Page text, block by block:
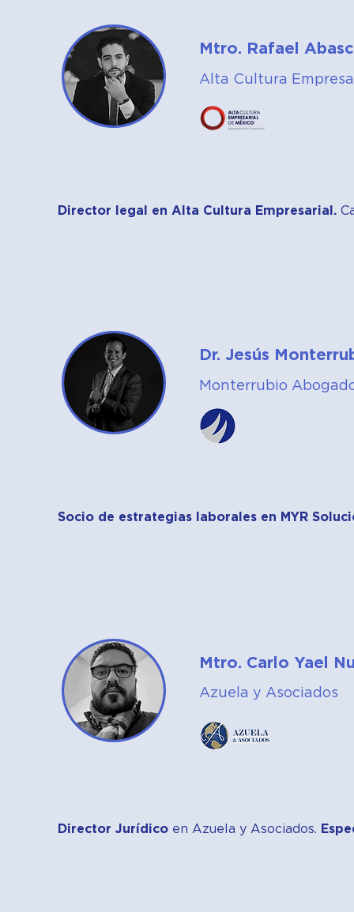
Mtro. Rafael
Alta Cultura
Director legal en Alta Cultura Empresarial.
Dr. Jesús
Monterrubio
Socio de estrategias laborales en MYR
Mtro. Carlo Yael
Azuela y Asociados
Director Jurídico en Azuela y Asociados.